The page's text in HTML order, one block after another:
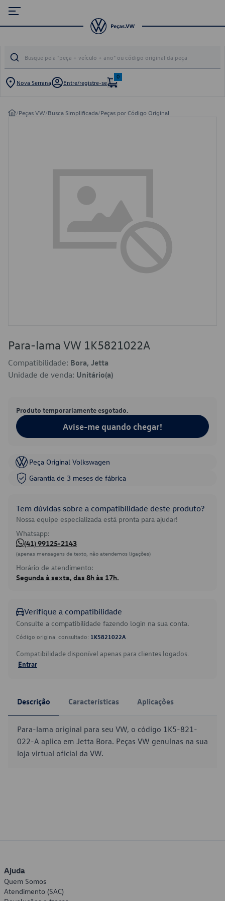
Nova Serrana Entre/registre-se
0
/Peças VW/Busca Simplificada/Peças por Código Original
Para-lama VW 1K5821022A
Compatibilidade: Bora, Jetta
Unidade de venda: Unitário(a)
Produto temporariamente esgotado.
Avise-me quando chegar!
Peça Original Volkswagen
Garantia de 3 meses de fábrica
Tem dúvidas sobre a compatibilidade deste produto?
Nossa equipe especializada está pronta para ajudar!
Whatsapp:
(41) 99125-2143
(apenas mensagens de texto, não atendemos ligações)
Horário de atendimento:
Segunda à sexta, das 8h às 17h.
Verifique a compatibilidade
Consulte a compatibilidade fazendo login na sua conta.
Código original consultado: 1K5821022A
Compatibilidade disponível apenas para clientes logados.
Entrar
Descrição Características Aplicações
Para-lama original para seu VW, o código 1K5-821-
022-A aplica em Jetta Bora. Peças VW genuínas na sua
loja virtual oficial da VW.
Ajuda
Quem Somos
Atendimento (SAC)